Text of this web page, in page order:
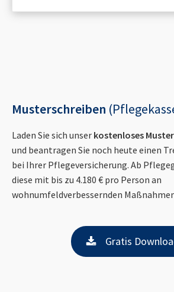
Musterschreiben
Laden Sie sich unser kostenloses
und beantragen Sie noch heute einen
bei Ihrer Pflegeversicherung. Ab
diese mit bis zu 4.180 € pro Person an
wohnumfeldverbessernden
Gratis